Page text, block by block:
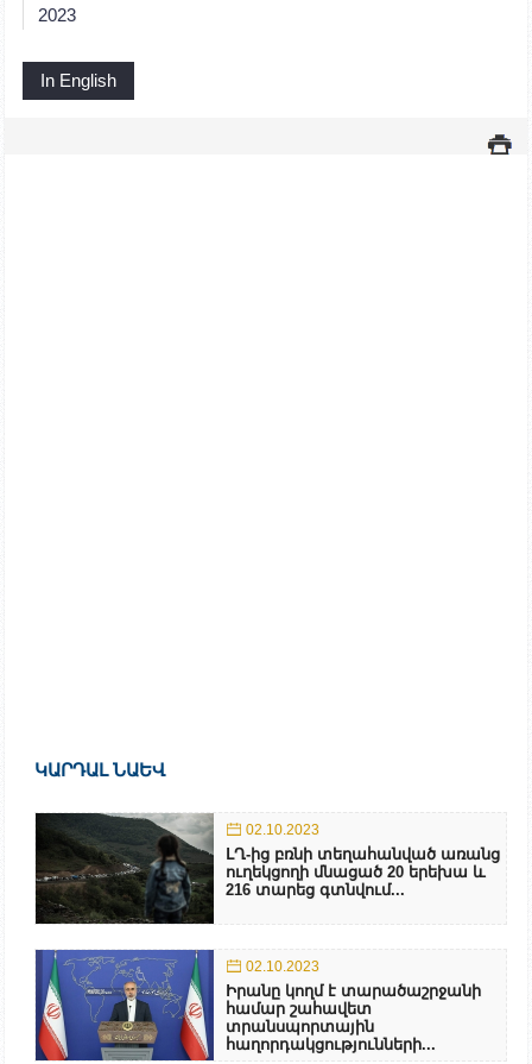
2023
In English
ԿԱՐԴԱԼ ՆԱԵՎ
02.10.2023
ԼՂ-ից բռնի տեղահանված առանց
ուղեկցողի մնացած 20 երեխա և
216 տարեց գտնվում...
02.10.2023
Իրանը կողմ է տարածաշրջանի
համար շահավետ
տրանսպորտային
հաղորդակցությունների...